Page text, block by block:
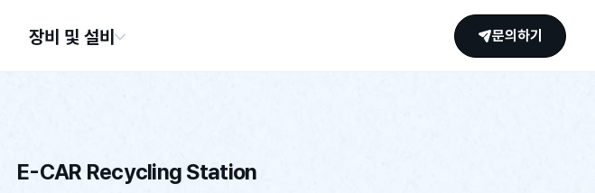
장비 및 설비 문의하기
E-CAR Recycling Station